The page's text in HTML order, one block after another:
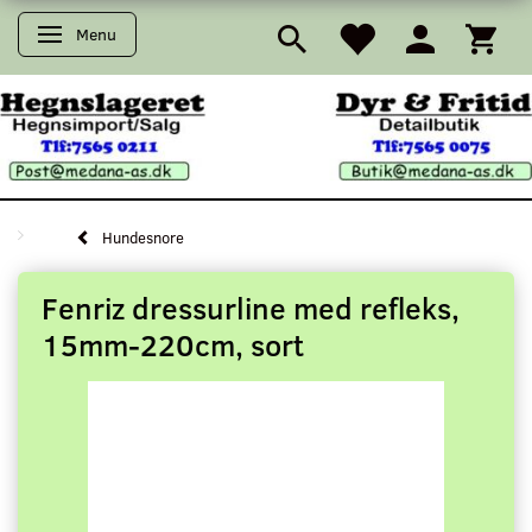
Skifte navigation
Menu
Hundesnore
Fenriz dressurline med refleks,
15mm-220cm, sort